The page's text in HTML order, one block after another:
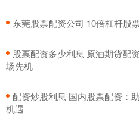
东莞股票配资公司 10倍杠杆股
股票配资多少利息 原油期货配
场先机
配资炒股利息 国内股票配资：
机遇